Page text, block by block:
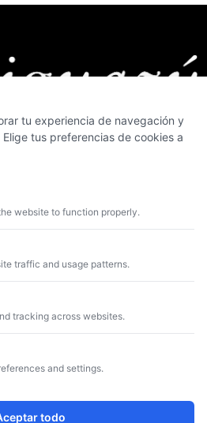
Spain
tu experiencia de navegación y
tus preferencias de cookies a
website to function properly.
traffic and usage patterns.
tracking across websites.
and settings.
todo